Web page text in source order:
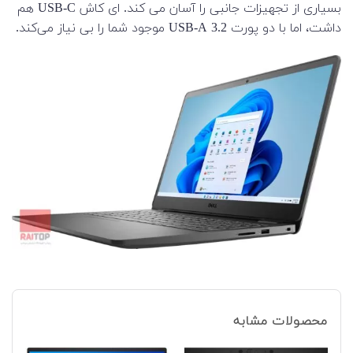
بسیاری از تجهیزات جانبی را آسان می کند. ای کاش USB-C هم
داشت، اما با دو پورت USB-A 3.2 موجود شما را بی نیاز می‌کند.
محصولات مشابه